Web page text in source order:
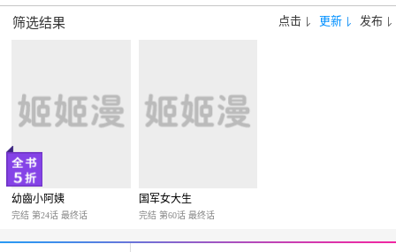
筛选结果 发布
更新
点击
幼齒小阿姨
完结 第24话 最终话
国军女大生
完结 第60话 最终话